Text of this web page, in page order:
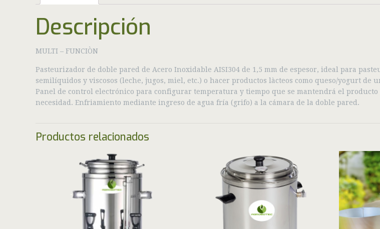
Descripción
MULTI – FUNCIÒN
Pasteurizador de doble pared de Acero Inoxidable AISI304 de 1,5 mm de espesor, ideal para
semilíquidos y viscosos (leche, jugos, miel, etc.) o hacer productos làcteos como queso/yogurt de
Panel de control electrónico para configurar temperatura y tiempo que se mantendrá el producto
necesidad. Enfriamiento mediante ingreso de agua fría (grifo) a la cámara de la doble pared.
Productos relacionados